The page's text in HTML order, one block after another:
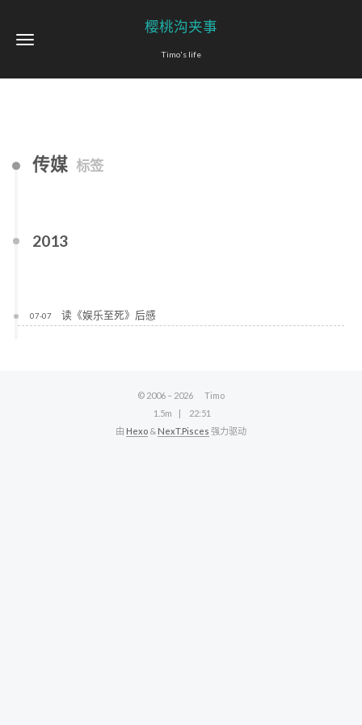
樱桃沟夹事
Timo's life
传媒 标签
2013
07-07 读《娱乐至死》后感
© 2006 – 2026
Timo
1.5m
22:51
由 Hexo & NexT.Pisces 强力驱动